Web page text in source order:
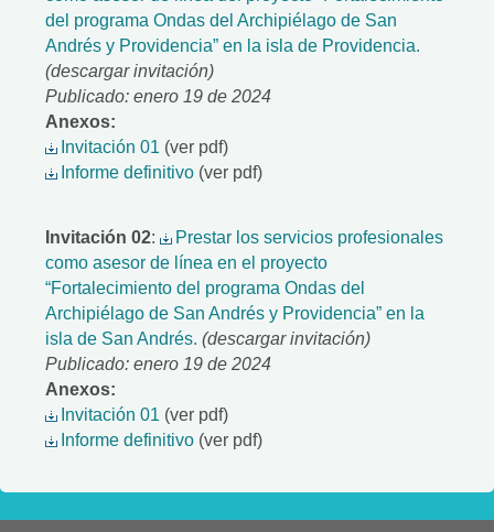
del programa Ondas del Archipiélago de San
Andrés y Providencia” en la isla de Providencia.
(descargar invitación)
Publicado: enero 19 de 2024
Anexos:
Invitación 01 (ver pdf)
Informe definitivo(ver pdf)
Invitación 02:
Prestar los servicios profesionales
como asesor de línea en el proyecto
“Fortalecimiento del programa Ondas del
Archipiélago de San Andrés y Providencia” en la
isla de San Andrés. (descargar invitación)
Publicado: enero 19 de 2024
Anexos:
Invitación 01 (ver pdf)
Informe definitivo(ver pdf)